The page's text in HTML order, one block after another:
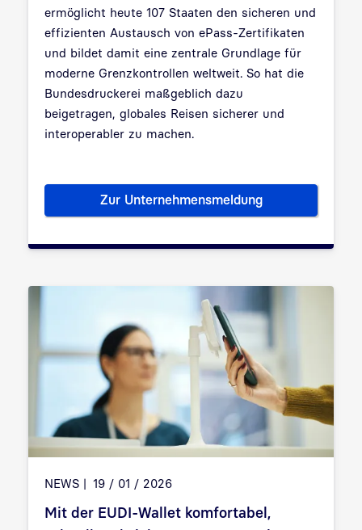
ermöglicht heute 107 Staaten den sicheren und
effizienten Austausch von ePass-Zertifikaten
und bildet damit eine zentrale Grundlage für
moderne Grenzkontrollen weltweit. So hat die
Bundesdruckerei maßgeblich dazu
beigetragen, globales Reisen sicherer und
interoperabler zu machen.
Zur Unternehmensmeldung
Bundesdruckerei übergibt
NEWS 19 / 01 / 2026
Mit der EUDI-Wallet komfortabel,